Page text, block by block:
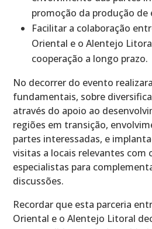
promoção da produção de
Facilitar a colaboração
Oriental e o Alentejo
cooperação a longo prazo.
No decorrer do evento
fundamentais, sobre
através do apoio ao
regiões em transição,
partes interessadas, e
visitas a locais relevantes com
especialistas para
discussões.
Recordar que esta parceria
Oriental e o Alentejo Litoral